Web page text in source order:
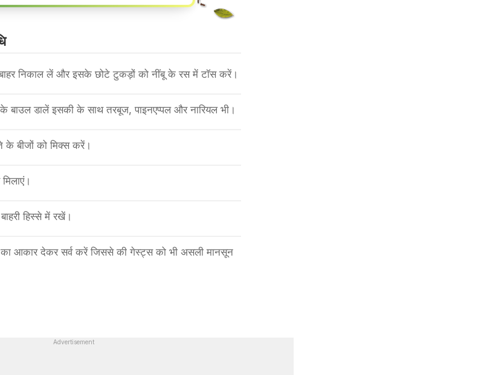
निकाल लें और इसके छोटे टुकड़ों को नींबू के रस में टॉस करें।
डालें इसकी के साथ तरबूज, पाइनएप्पल और नारियल भी।
के बीजों को मिक्स करें।
हिस्से में रखें।
आकार देकर सर्व करें जिससे की गेस्ट्स को भी असली मानसून
Advertisement